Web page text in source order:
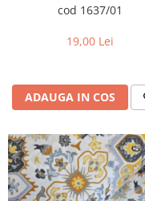
cod 1637/01
19,00 Lei
ADAUGA IN COS